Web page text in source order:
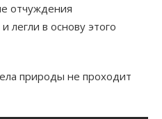
отчуждения
легли в основу этого
природы не проходит